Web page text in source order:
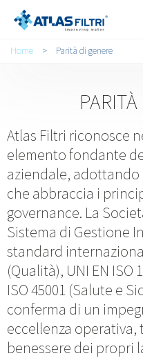
Salta al contenuto principale
Tu sei qui
Home > Parità di genere
Atlas Filtri riconosce
elemento fondante
aziendale,
che abbraccia i
governance. La
Sistema di Gestione
standard
(Qualità), UNI EN ISO
ISO 45001 (Salute e
conferma di un
eccellenza operativa,
benessere dei propri